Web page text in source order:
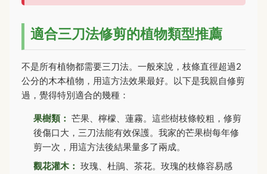
適合三刀法修剪的植物類型推薦
不是所有植物都需要三刀法。一般來說，枝條直徑超過2
公分的木本植物，用這方法效果最好。以下是我親自修剪
過，覺得特別適合的幾種：
果樹類： 芒果、檸檬、蓮霧。這些樹枝條較粗，修剪
後傷口大，三刀法能有效保護。我家的芒果樹每年修
剪一次，用這方法後結果量多了兩成。
觀花灌木： 玫瑰、杜鵑、茶花。玫瑰的枝條容易感